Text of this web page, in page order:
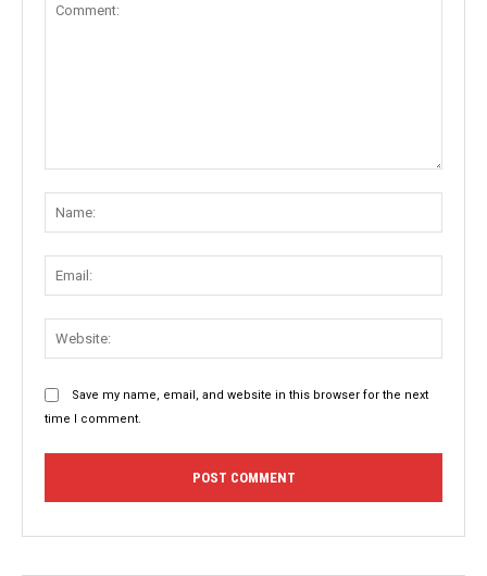
Save my name, email, and website in this browser for the next
time I comment.